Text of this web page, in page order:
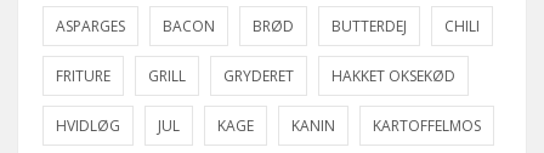
ASPARGES BACON BRØD BUTTERDEJ CHILI
FRITURE GRILL GRYDERET HAKKET OKSEKØD
HVIDLØG JUL KAGE KANIN KARTOFFELMOS